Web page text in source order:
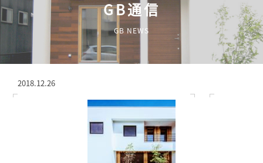
GB通信
GB NEWS
2018.12.26